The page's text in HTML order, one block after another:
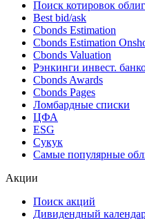
Поиск облигаций &
Поиск облигаций (ИИ)
Ближайшие размещения
Поиск котировок
Best bid/ask
Cbonds Estimation
Cbonds Estimation
Cbonds Valuation
Рэнкинги инвест.
Cbonds Awards
Cbonds Pages
Ломбардные списки
ESG
Самые популярные